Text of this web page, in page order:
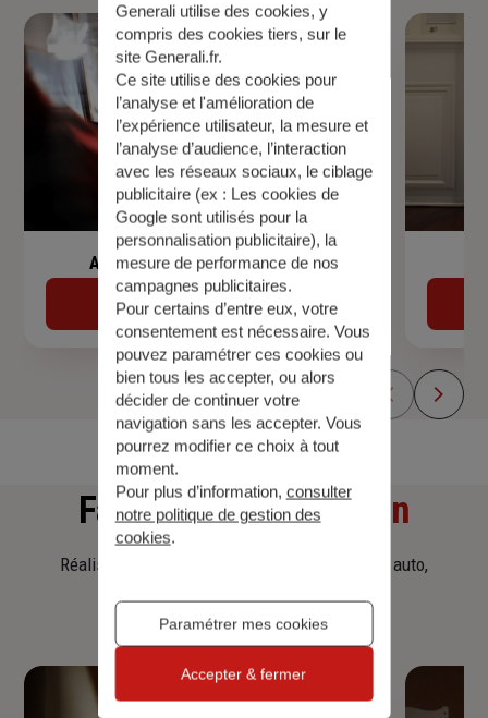
Assurance de prêt immobilier
Découvrir
Faitesune simulation
Réalisez une simulation tarifaire d'assurance, auto,
Generali utilise des cookies, y
compris des cookies tiers, sur le
site Generali.fr.
Ce site utilise des cookies pour
l’analyse et l'amélioration de
l’expérience utilisateur, la mesure et
l’analyse d’audience, l’interaction
avec les réseaux sociaux, le ciblage
publicitaire (ex : Les cookies de
Google sont utilisés pour la
personnalisation publicitaire), la
mesure de performance de nos
campagnes publicitaires.
Pour certains d’entre eux, votre
consentement est nécessaire. Vous
pouvez paramétrer ces cookies ou
bien tous les accepter, ou alors
décider de continuer votre
navigation sans les accepter. Vous
pourrez modifier ce choix à tout
moment.
Pour plus d’information, consulter
notre politique de gestion des
cookies.
Paramétrer mes cookies
Accepter & fermer